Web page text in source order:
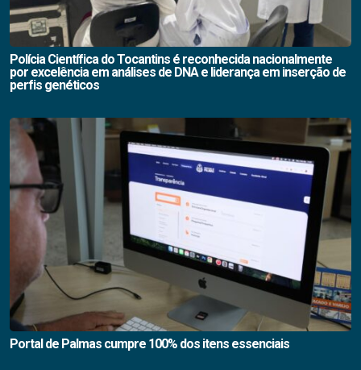
Polícia Científica do Tocantins é reconhecida nacionalmente
por excelência em análises de DNA e liderança em inserção de
perfis genéticos
Portal de Palmas cumpre 100% dos itens essenciais